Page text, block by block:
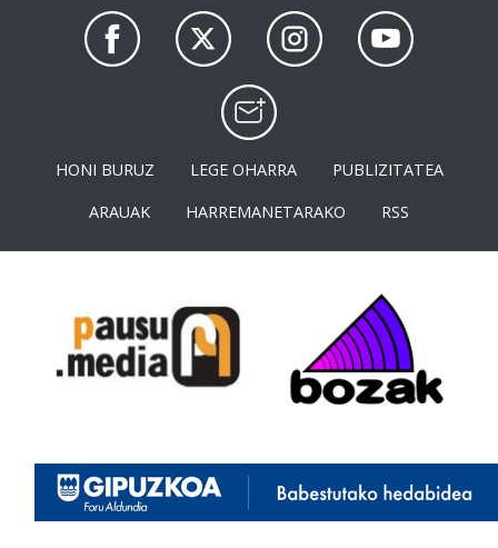
HONI BURUZ LEGE OHARRA
PUBLIZITATEA
ARAUAK
HARREMANETARAKO RSS